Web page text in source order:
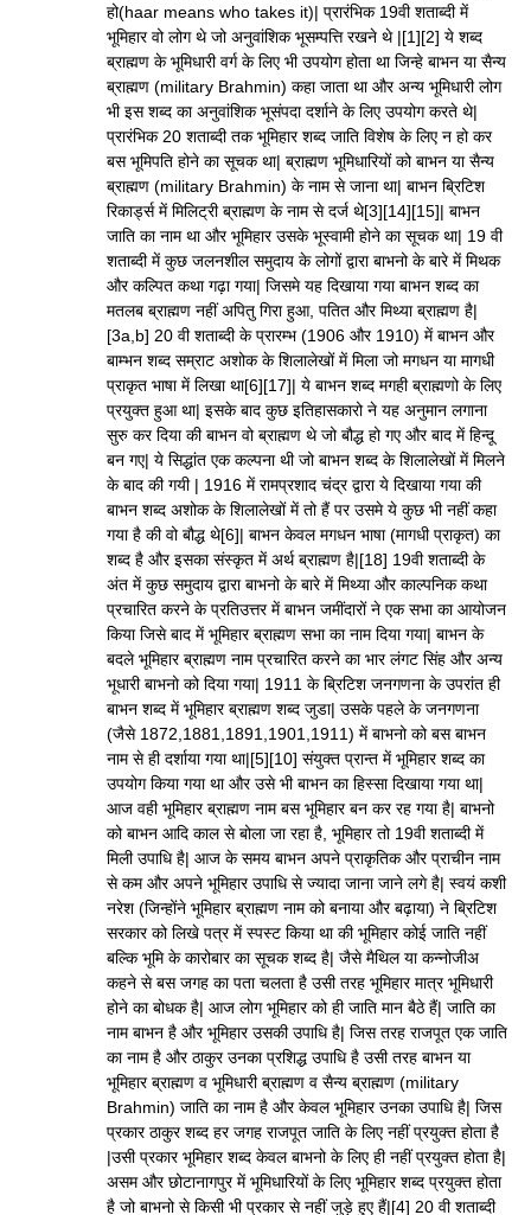
हो(haar means who takes it)| प्रारंभिक 19वी शताब्दी में
भूमिहार वो लोग थे जो अनुवांशिक भूसम्पत्ति रखने थे |[1][2] ये शब्द
ब्राह्मण के भूमिधारी वर्ग के लिए भी उपयोग होता था जिन्हे बाभन या सैन्य
ब्राह्मण (military Brahmin) कहा जाता था और अन्य भूमिधारी लोग
भी इस शब्द का अनुवांशिक भूसंपदा दर्शाने के लिए उपयोग करते थे|
प्रारंभिक 20 शताब्दी तक भूमिहार शब्द जाति विशेष के लिए न हो कर
बस भूमिपति होने का सूचक था| ब्राह्मण भूमिधारियों को बाभन या सैन्य
ब्राह्मण (military Brahmin) के नाम से जाना था| बाभन ब्रिटिश
रिकार्ड्स में मिलिट्री ब्राह्मण के नाम से दर्ज थे[3][14][15]| बाभन
जाति का नाम था और भूमिहार उसके भूस्वामी होने का सूचक था| 19 वी
शताब्दी में कुछ जलनशील समुदाय के लोगों द्वारा बाभनो के बारे में मिथक
और कल्पित कथा गढ़ा गया| जिसमे यह दिखाया गया बाभन शब्द का
मतलब ब्राह्मण नहीं अपितु गिरा हुआ, पतित और मिथ्या ब्राह्मण है|
[3a,b] 20 वी शताब्दी के प्रारम्भ (1906 और 1910) में बाभन और
बाम्भन शब्द सम्राट अशोक के शिलालेखों में मिला जो मगधन या मागधी
प्राकृत भाषा में लिखा था[6][17]| ये बाभन शब्द मगही ब्राह्मणो के लिए
प्रयुक्त हुआ था| इसके बाद कुछ इतिहासकारो ने यह अनुमान लगाना
सुरु कर दिया की बाभन वो ब्राह्मण थे जो बौद्ध हो गए और बाद में हिन्दू
बन गए| ये सिद्धांत एक कल्पना थी जो बाभन शब्द के शिलालेखों में मिलने
के बाद की गयी | 1916 में रामप्रशाद चंद्र द्वारा ये दिखाया गया की
बाभन शब्द अशोक के शिलालेखों में तो हैं पर उसमे ये कुछ भी नहीं कहा
गया है की वो बौद्ध थे[6]| बाभन केवल मगधन भाषा (मागधी प्राकृत) का
शब्द है और इसका संस्कृत में अर्थ ब्राह्मण है|[18] 19वी शताब्दी के
अंत में कुछ समुदाय द्वारा बाभनो के बारे में मिथ्या और काल्पनिक कथा
प्रचारित करने के प्रतिउत्तर में बाभन जमींदारों ने एक सभा का आयोजन
किया जिसे बाद में भूमिहार ब्राह्मण सभा का नाम दिया गया| बाभन के
बदले भूमिहार ब्राह्मण नाम प्रचारित करने का भार लंगट सिंह और अन्य
भूधारी बाभनो को दिया गया| 1911 के ब्रिटिश जनगणना के उपरांत ही
बाभन शब्द में भूमिहार ब्राह्मण शब्द जुडा| उसके पहले के जनगणना
(जैसे 1872,1881,1891,1901,1911) में बाभनो को बस बाभन
नाम से ही दर्शाया गया था|[5][10] संयुक्त प्रान्त में भूमिहार शब्द का
उपयोग किया गया था और उसे भी बाभन का हिस्सा दिखाया गया था|
आज वही भूमिहार ब्राह्मण नाम बस भूमिहार बन कर रह गया है| बाभनो
को बाभन आदि काल से बोला जा रहा है, भूमिहार तो 19वी शताब्दी में
मिली उपाधि है| आज के समय बाभन अपने प्राकृतिक और प्राचीन नाम
से कम और अपने भूमिहार उपाधि से ज्यादा जाना जाने लगे है| स्वयं कशी
नरेश (जिन्होंने भूमिहार ब्राह्मण नाम को बनाया और बढ़ाया) ने ब्रिटिश
सरकार को लिखे पत्र में स्पस्ट किया था की भूमिहार कोई जाति नहीं
बल्कि भूमि के कारोबार का सूचक शब्द है| जैसे मैथिल या कन्नोजीअ
कहने से बस जगह का पता चलता है उसी तरह भूमिहार मात्र भूमिधारी
होने का बोधक है| आज लोग भूमिहार को ही जाति मान बैठे हैं| जाति का
नाम बाभन है और भूमिहार उसकी उपाधि है| जिस तरह राजपूत एक जाति
का नाम है और ठाकुर उनका प्रशिद्ध उपाधि है उसी तरह बाभन या
भूमिहार ब्राह्मण व भूमिधारी ब्राह्मण व सैन्य ब्राह्मण (military
Brahmin) जाति का नाम है और केवल भूमिहार उनका उपाधि है| जिस
प्रकार ठाकुर शब्द हर जगह राजपूत जाति के लिए नहीं प्रयुक्त होता है
|उसी प्रकार भूमिहार शब्द केवल बाभनो के लिए ही नहीं प्रयुक्त होता है|
असम और छोटानागपुर में भूमिधारियों के लिए भूमिहार शब्द प्रयुक्त होता
है जो बाभनो से किसी भी प्रकार से नहीं जुड़े हुए हैं|[4] 20 वी शताब्दी